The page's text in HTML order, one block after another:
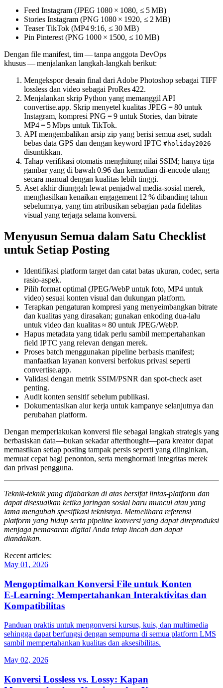
Feed Instagram (JPEG 1080 × 1080, ≤ 5 MB)
Stories Instagram (PNG 1080 × 1920, ≤ 2 MB)
Teaser TikTok (MP4 9:16, ≤ 30 MB)
Pin Pinterest (PNG 1000 × 1500, ≤ 10 MB)
Dengan file manifest, tim — tanpa anggota DevOps
khusus — menjalankan langkah‑langkah berikut:
Mengekspor desain final dari Adobe Photoshop sebagai TIFF
lossless dan video sebagai ProRes 422.
Menjalankan skrip Python yang memanggil API
convertise.app. Skrip menyetel kualitas JPEG = 80 untuk
Instagram, kompresi PNG = 9 untuk Stories, dan bitrate
MP4 = 5 Mbps untuk TikTok.
API mengembalikan arsip zip yang berisi semua aset, sudah
bebas data GPS dan dengan keyword IPTC #holiday2026
disuntikkan.
Tahap verifikasi otomatis menghitung nilai SSIM; hanya tiga
gambar yang di bawah 0.96 dan kemudian di‑encode ulang
secara manual dengan kualitas lebih tinggi.
Aset akhir diunggah lewat penjadwal media‑sosial merek,
menghasilkan kenaikan engagement 12 % dibanding tahun
sebelumnya, yang tim atribusikan sebagian pada fidelitas
visual yang terjaga selama konversi.
Menyusun Semua dalam Satu Checklist
untuk Setiap Posting
Identifikasi platform target dan catat batas ukuran, codec, serta
rasio‑aspek.
Pilih format optimal (JPEG/WebP untuk foto, MP4 untuk
video) sesuai konten visual dan dukungan platform.
Terapkan pengaturan kompresi yang menyeimbangkan bitrate
dan kualitas yang dirasakan; gunakan enkoding dua‑lalu
untuk video dan kualitas ≈ 80 untuk JPEG/WebP.
Hapus metadata yang tidak perlu sambil mempertahankan
field IPTC yang relevan dengan merek.
Proses batch menggunakan pipeline berbasis manifest;
manfaatkan layanan konversi berfokus privasi seperti
convertise.app.
Validasi dengan metrik SSIM/PSNR dan spot‑check aset
penting.
Audit konten sensitifsebelum publikasi.
Dokumentasikan alur kerja untuk kampanye selanjutnya dan
perubahan platform.
Dengan memperlakukan konversi file sebagai langkah strategis yang
berbasiskan data—bukan sekadar afterthought—para kreator dapat
memastikan setiap posting tampak persis seperti yang diinginkan,
memuat cepat bagi penonton, serta menghormati integritas merek
dan privasi pengguna.
Teknik‑teknik yang dijabarkan di atas bersifat lintas‑platform dan
dapat disesuaikan ketika jaringan sosial baru muncul atau yang
lama mengubah spesifikasi teknisnya. Memelihara referensi
platform yang hidup serta pipeline konversi yang dapat direproduksi
menjaga pemasaran digital Anda tetap lincah dan dapat
diandalkan.
Recent articles:
May 01, 2026
Mengoptimalkan Konversi File untuk Konten
E‑Learning: Mempertahankan Interaktivitas dan
Kompatibilitas
Panduan praktis untuk mengonversi kursus, kuis, dan multimedia
sehingga dapat berfungsi dengan sempurna di semua platform LMS
sambil mempertahankan kualitas dan aksesibilitas.
May 02, 2026
Konversi Lossless vs. Lossy: Kapan